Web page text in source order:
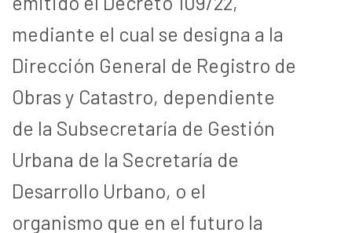
mediante el cual se designa a la
Dirección General de Registro de
Obras y Catastro, dependiente
de la Subsecretaría de Gestión
Urbana de la Secretaría de
Desarrollo Urbano, o el
organismo que en el futuro la